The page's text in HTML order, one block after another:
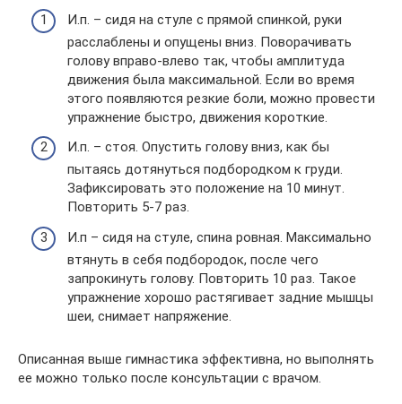
И.п. – сидя на стуле с прямой спинкой, руки
расслаблены и опущены вниз. Поворачивать
голову вправо-влево так, чтобы амплитуда
движения была максимальной. Если во время
этого появляются резкие боли, можно провести
упражнение быстро, движения короткие.
И.п. – стоя. Опустить голову вниз, как бы
пытаясь дотянуться подбородком к груди.
Зафиксировать это положение на 10 минут.
Повторить 5-7 раз.
И.п – сидя на стуле, спина ровная. Максимально
втянуть в себя подбородок, после чего
запрокинуть голову. Повторить 10 раз. Такое
упражнение хорошо растягивает задние мышцы
шеи, снимает напряжение.
Описанная выше гимнастика эффективна, но выполнять
ее можно только после консультации с врачом.